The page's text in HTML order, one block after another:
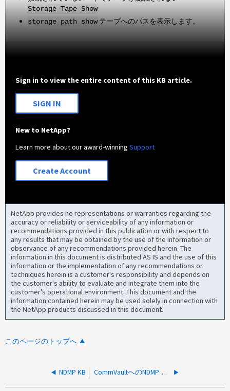
Storage Tape Show
storage path showテープへのパスを表示します。
Sign in to view the entire content of this KB article.
SIGN IN
New to NetApp?
Learn more about our award-winningSupport
Create Account
NetApp provides no representations or warranties regarding the
accuracy or reliability or serviceability of any information or
recommendations provided in this publication or with respect to
any results that may be obtained by the use of the information or
observance of any recommendations provided herein. The
information in this document is distributed AS IS and the use of this
information or the implementation of any recommendations or
techniques herein is a customer's responsibility and depends on
the customer's ability to evaluate and integrate them into the
customer's operational environment. This document and the
information contained herein may be used solely in connection with
the NetApp products discussed in this document.
このページのトップへ
NDMP KB CommVaultへのNDMPクラスタの追加が認証エラーで失敗します